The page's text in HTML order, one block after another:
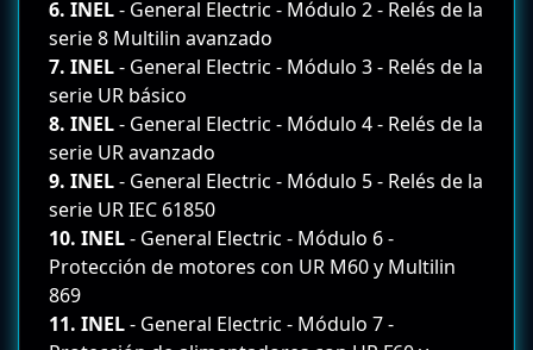
6. INEL- General Electric - Módulo 2 - Relés de la
serie 8 Multilin avanzado
7. INEL- General Electric - Módulo 3 - Relés de la
serie UR básico
8. INEL- General Electric - Módulo 4 - Relés de la
serie UR avanzado
9. INEL- General Electric - Módulo 5 - Relés de la
serie UR IEC 61850
10. INEL- General Electric - Módulo 6 -
Protección de motores con UR M60 y Multilin
869
11. INEL- General Electric - Módulo 7 -